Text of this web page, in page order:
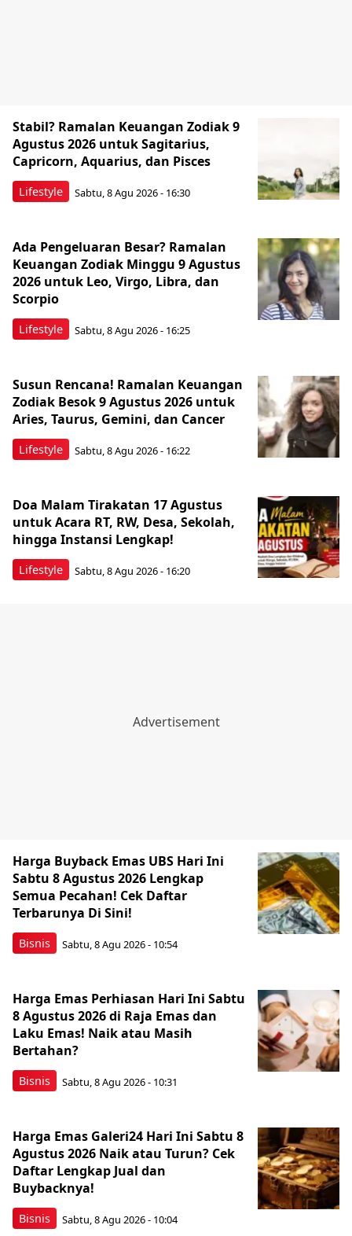
Lifestyle
Stabil? Ramalan Keuangan Zodiak 9
Agustus 2026 untuk Sagitarius,
Capricorn, Aquarius, dan Pisces
Sabtu, 8 Agu 2026 - 16:30
Lifestyle
Ada Pengeluaran Besar? Ramalan
Keuangan Zodiak Minggu 9 Agustus
2026 untuk Leo, Virgo, Libra, dan
Scorpio
Sabtu, 8 Agu 2026 - 16:25
Lifestyle
Susun Rencana! Ramalan Keuangan
Zodiak Besok 9 Agustus 2026 untuk
Aries, Taurus, Gemini, dan Cancer
Sabtu, 8 Agu 2026 - 16:22
Lifestyle
Doa Malam Tirakatan 17 Agustus
untuk Acara RT, RW, Desa, Sekolah,
hingga Instansi Lengkap!
Sabtu, 8 Agu 2026 - 16:20
Bisnis
Harga Buyback Emas UBS Hari Ini
Sabtu 8 Agustus 2026 Lengkap
Semua Pecahan! Cek Daftar
Terbarunya Di Sini!
Sabtu, 8 Agu 2026 - 10:54
Bisnis
Harga Emas Perhiasan Hari Ini Sabtu
8 Agustus 2026 di Raja Emas dan
Laku Emas! Naik atau Masih
Bertahan?
Sabtu, 8 Agu 2026 - 10:31
Bisnis
Harga Emas Galeri24 Hari Ini Sabtu 8
Agustus 2026 Naik atau Turun? Cek
Daftar Lengkap Jual dan
Buybacknya!
Sabtu, 8 Agu 2026 - 10:04